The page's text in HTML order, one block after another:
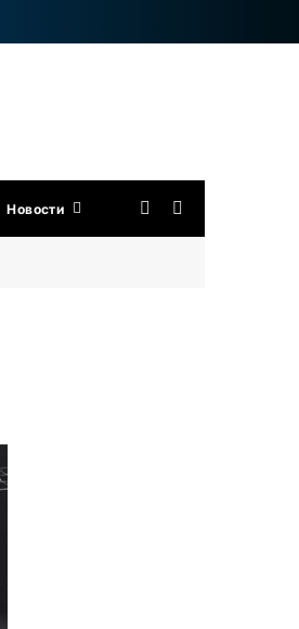
Новости